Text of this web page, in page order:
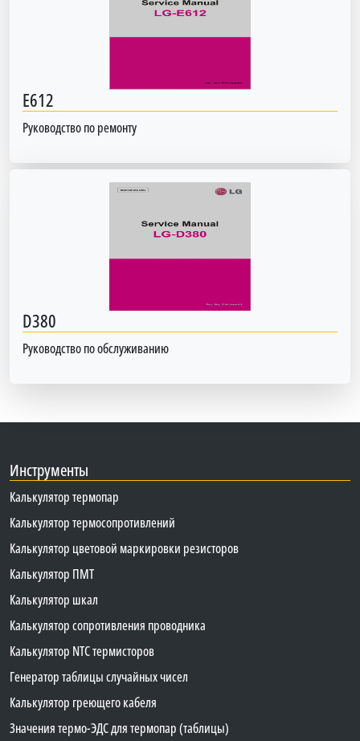
E612
Руководство по ремонту
D380
Руководство по обслуживанию
Инструменты
Калькулятор термопар
Калькулятор термосопротивлений
Калькулятор цветовой маркировки резисторов
Калькулятор ПМТ
Калькулятор шкал
Калькулятор сопротивления проводника
Калькулятор NTC термисторов
Генератор таблицы случайных чисел
Калькулятор греющего кабеля
Значения термо-ЭДС для термопар (таблицы)